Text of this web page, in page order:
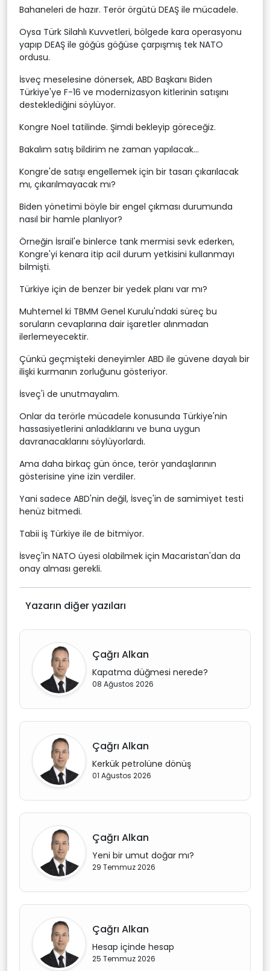
Bahaneleri de hazır. Terör örgütü DEAŞ ile mücadele.
Oysa Türk Silahlı Kuvvetleri, bölgede kara operasyonu
yapıp DEAŞ ile göğüs göğüse çarpışmış tek NATO
ordusu.
İsveç meselesine dönersek, ABD Başkanı Biden
Türkiye'ye F-16 ve modernizasyon kitlerinin satışını
desteklediğini söylüyor.
Kongre Noel tatilinde. Şimdi bekleyip göreceğiz.
Bakalım satış bildirim ne zaman yapılacak...
Kongre'de satışı engellemek için bir tasarı çıkarılacak
mı, çıkarılmayacak mı?
Biden yönetimi böyle bir engel çıkması durumunda
nasıl bir hamle planlıyor?
Örneğin İsrail'e binlerce tank mermisi sevk ederken,
Kongre'yi kenara itip acil durum yetkisini kullanmayı
bilmişti.
Türkiye için de benzer bir yedek planı var mı?
Muhtemel ki TBMM Genel Kurulu'ndaki süreç bu
soruların cevaplarına dair işaretler alınmadan
ilerlemeyecektir.
Çünkü geçmişteki deneyimler ABD ile güvene dayalı bir
ilişki kurmanın zorluğunu gösteriyor.
İsveç'i de unutmayalım.
Onlar da terörle mücadele konusunda Türkiye'nin
hassasiyetlerini anladıklarını ve buna uygun
davranacaklarını söylüyorlardı.
Ama daha birkaç gün önce, terör yandaşlarının
gösterisine yine izin verdiler.
Yani sadece ABD'nin değil, İsveç'in de samimiyet testi
henüz bitmedi.
Tabii iş Türkiye ile de bitmiyor.
İsveç'in NATO üyesi olabilmek için Macaristan'dan da
onay alması gerekli.
Yazarın diğer yazıları
Çağrı Alkan
Kapatma düğmesi nerede?
08 Ağustos 2026
Çağrı Alkan
Kerkük petrolüne dönüş
01 Ağustos 2026
Çağrı Alkan
Yeni bir umut doğar mı?
29 Temmuz 2026
Çağrı Alkan
Hesap içinde hesap
25 Temmuz 2026